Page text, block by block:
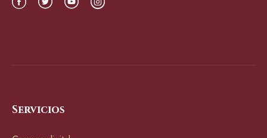
Servicios